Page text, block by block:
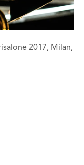
2017, Milan,